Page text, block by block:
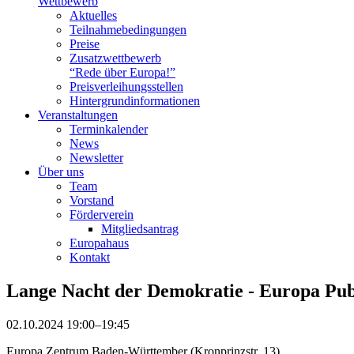
Aktuelles
Teilnahme­bedingungen
Preise
Zusatzwettbewerb
“Rede über Europa!”
Preisverleihungsstellen
Hintergrundinformationen
Veranstaltungen
Terminkalender
News
Newsletter
Über uns
Team
Vorstand
Förderverein
Mitgliedsantrag
Europahaus
Kontakt
Lange Nacht der Demokratie - Europa
02.10.2024 19:00–19:45
Europa Zentrum Baden-Württember (Kronprinzstr. 13)